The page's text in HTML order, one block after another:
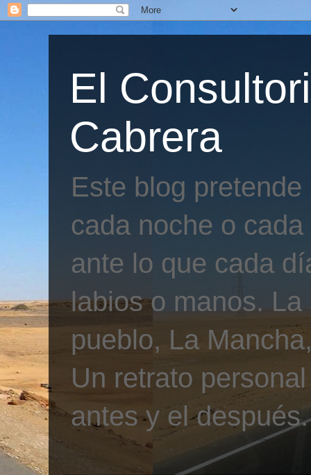
El
Cabrera
Este blog
cada noche o
ante lo que cada
labios o manos.
pueblo, La
Un retrato
antes y el después.